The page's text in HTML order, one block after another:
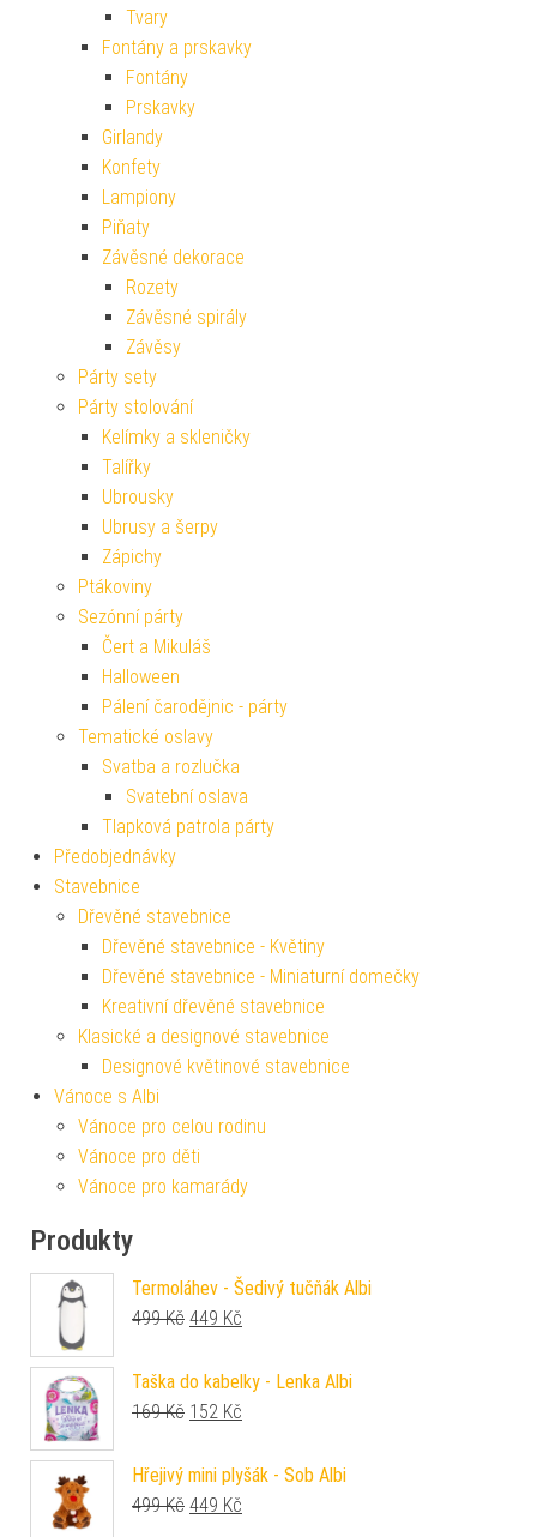
Tvary
Fontány a prskavky
Fontány
Prskavky
Girlandy
Konfety
Lampiony
Piňaty
Závěsné dekorace
Rozety
Závěsné spirály
Závěsy
Párty sety
Párty stolování
Kelímky a skleničky
Talířky
Ubrousky
Ubrusy a šerpy
Zápichy
Ptákoviny
Sezónní párty
Čert a Mikuláš
Halloween
Pálení čarodějnic - párty
Tematické oslavy
Svatba a rozlučka
Svatební oslava
Tlapková patrola párty
Předobjednávky
Stavebnice
Dřevěné stavebnice
Dřevěné stavebnice - Květiny
Dřevěné stavebnice - Miniaturní domečky
Kreativní dřevěné stavebnice
Klasické a designové stavebnice
Designové květinové stavebnice
Vánoce s Albi
Vánoce pro celou rodinu
Vánoce pro děti
Vánoce pro kamarády
Produkty
Termoláhev - Šedivý tučňák Albi
499Kč Původní cena byla: 499 Kč.
449 Kč
Taška do kabelky - Lenka Albi
169Kč Původní cena byla: 169 Kč.
152 Kč
Hřejivý mini plyšák - Sob Albi
499Kč Původní cena byla: 499 Kč.
449 Kč